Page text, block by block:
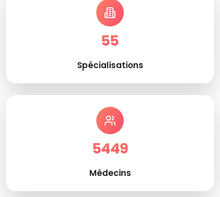
55
Spécialisations
5449
Médecins